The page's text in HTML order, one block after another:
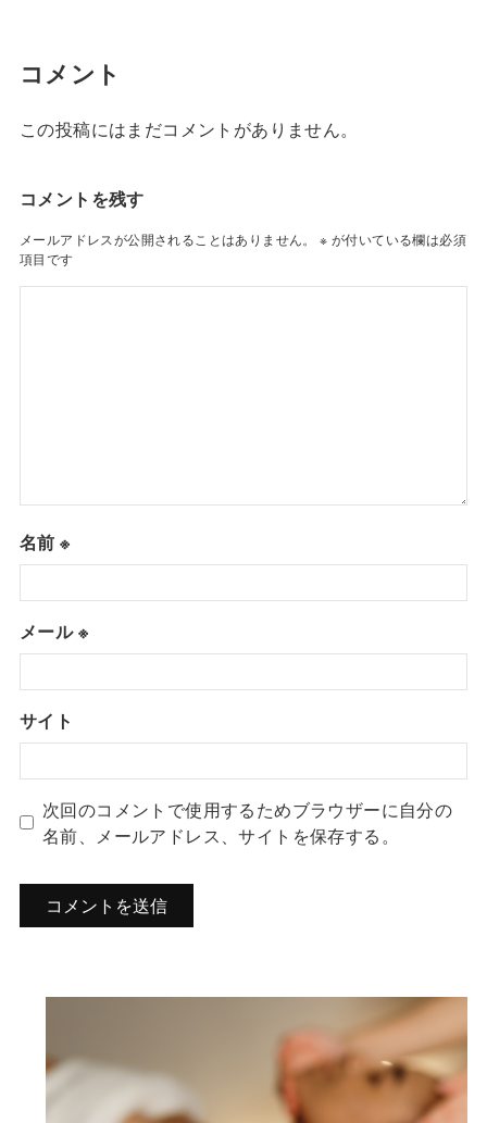
コメント
この投稿にはまだコメントがありません。
コメントを残す
メールアドレスが公開されることはありません。 ※ が付いている欄は必須
項目です
名前※
メール※
サイト
次回のコメントで使用するためブラウザーに自分の
名前、メールアドレス、サイトを保存する。